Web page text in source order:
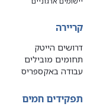
קריירה
דרושים הייטק
תחומים מובילים
עבודה באקספריס
תפקידים חמים